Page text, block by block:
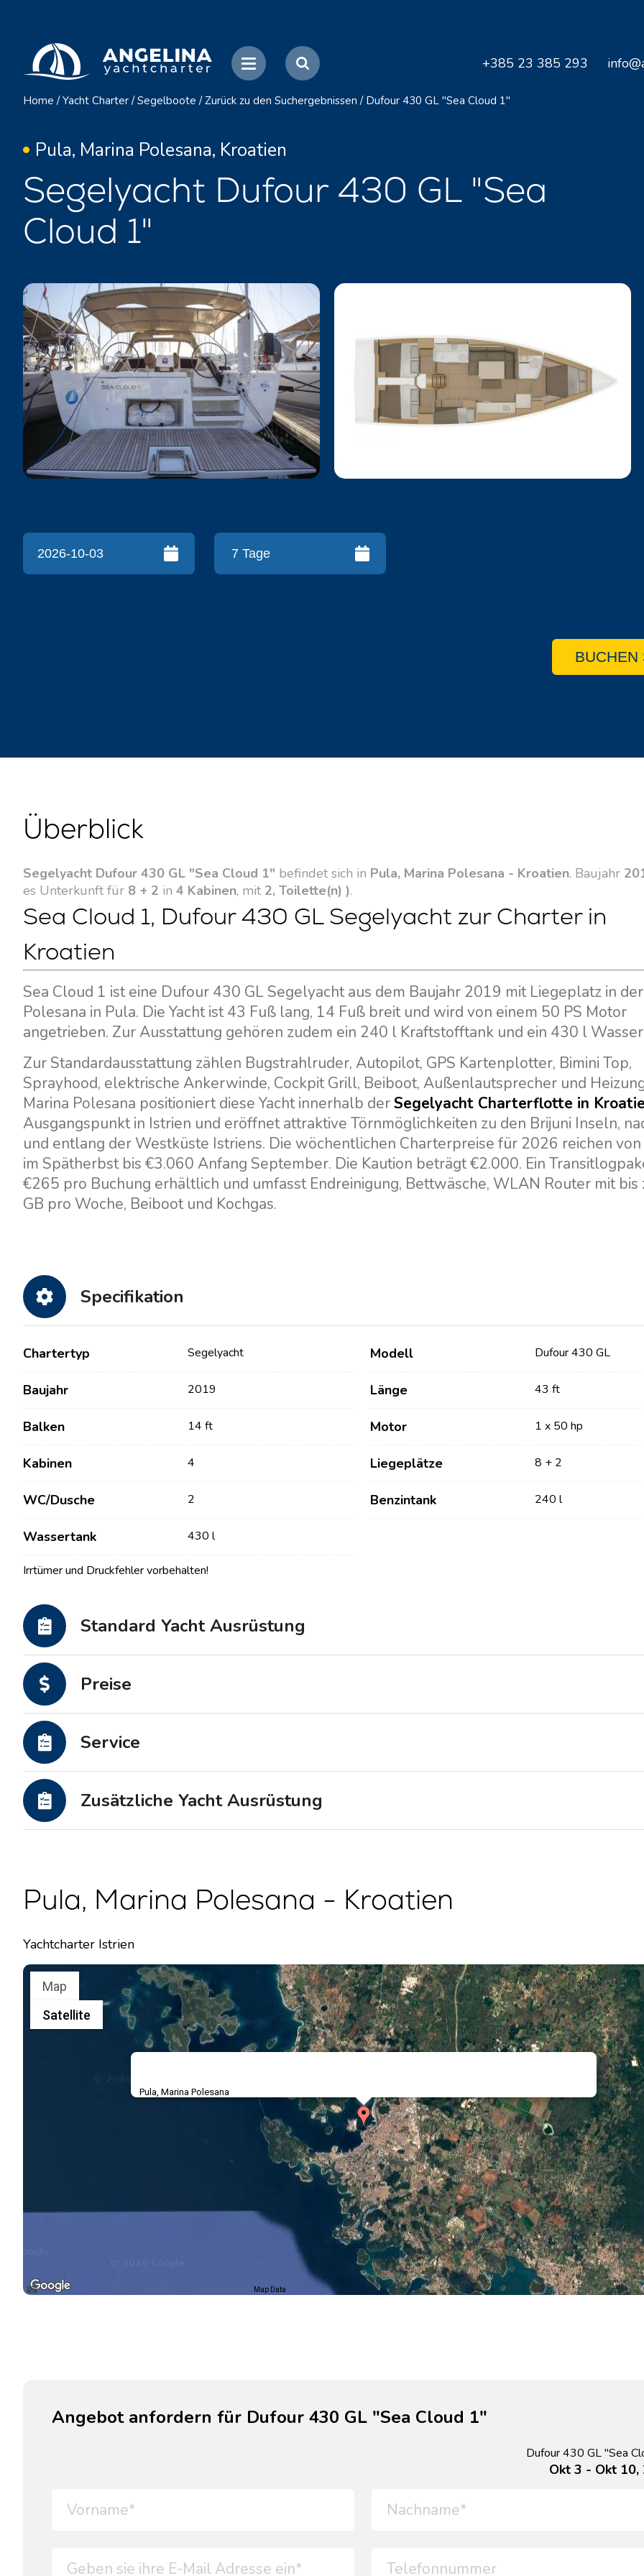
+385 23 385 293
Home / Yacht Charter / Segelboote / Zurück zu den Suchergebnissen / Dufour 430 GL "Sea Cloud 1"
Pula, Marina Polesana, Kroatien
Segelyacht Dufour 430 GL "Sea
Cloud 1"
BUCHEN
Überblick
Segelyacht Dufour 430 GL "Sea Cloud 1" befindet sich in Pula, Marina Polesana - Kroatien. Baujahr
es Unterkunft für 8 + 2 in 4 Kabinen, mit 2, Toilette(n) ).
Sea Cloud 1, Dufour 430 GL Segelyacht zur Charter in
Kroatien
Sea Cloud 1 ist eine Dufour 430 GL Segelyacht aus dem Baujahr 2019 mit Liegeplatz in
Polesana in Pula. Die Yacht ist 43 Fuß lang, 14 Fuß breit und wird von einem 50 PS Motor
angetrieben. Zur Ausstattung gehören zudem ein 240 l Kraftstofftank und ein 430 l
Zur Standardausstattung zählen Bugstrahlruder, Autopilot, GPS Kartenplotter, Bimini Top,
Sprayhood, elektrische Ankerwinde, Cockpit Grill, Beiboot, Außenlautsprecher und
Marina Polesana positioniert diese Yacht innerhalb derSegelyacht Charterflotte in
Ausgangspunkt in Istrien und eröffnet attraktive Törnmöglichkeiten zu den Brijuni Inseln,
und entlang der Westküste Istriens. Die wöchentlichen Charterpreise für 2026 reichen
im Spätherbst bis €3.060 Anfang September. Die Kaution beträgt €2.000. Ein
€265 pro Buchung erhältlich und umfasst Endreinigung, Bettwäsche, WLAN Router mit bis
GB pro Woche, Beiboot und Kochgas.
Specifikation
Chartertyp Segelyacht Modell Dufour 430 GL
Baujahr 2019 Länge 43 ft
Balken 14 ft Motor 1 x 50 hp
Kabinen 4 Liegeplätze 8 + 2
WC/Dusche 2 Benzintank 240 l
Wassertank 430 l
Irrtümer und Druckfehler vorbehalten!
Standard Yacht Ausrüstung
Preise
Service
Zusätzliche Yacht Ausrüstung
Pula, Marina Polesana - Kroatien
Yachtcharter Istrien
Pula, Marina Polesana
Map
Satellite
Map Data
Angebot anfordern für Dufour 430 GL "Sea Cloud 1"
Dufour 430 GL "Sea
Okt 3 - Okt 10,
Über uns
Motorboote
Katamarane
Motoryachten
Dienstleistungen
Charter